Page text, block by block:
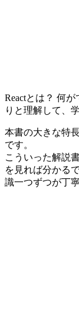
Reactとは？ 何
りと理解して、
本書の大きな特
です。
こういった解説
を見れば分かる
識一つずつが丁